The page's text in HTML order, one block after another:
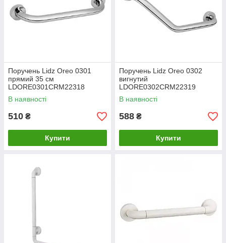
Поручень Lidz Oreo 0301
прямий 35 см
LDORE0301CRM22318
Chrome
В наявності
510 ₴
Купити
Поручень Lidz Oreo 0302
вигнутий
LDORE0302CRM22319
Chrome
В наявності
588 ₴
Купити